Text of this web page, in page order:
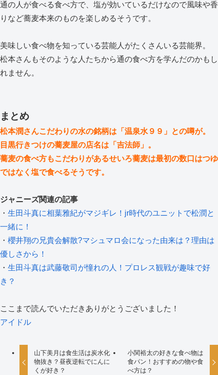
通の人が食べる食べ方で、塩が効いているだけなので風味や香
りなど蕎麦本来のものを楽しめるそうです。
美味しい食べ物を知っている芸能人がたくさんいる芸能界。
松本さんもそのような人たちから通の食べ方を学んだのかもし
れません。
まとめ
松本潤さんこだわりの水の銘柄は「温泉水９９」との噂が。
目黒行きつけの蕎麦屋の店名は「吉法師」。
蕎麦の食べ方もこだわりがあるせいろ蕎麦は最初の数口はつゆ
ではなく塩で食べるそうです。
ジャニーズ関連の記事
・ 生田斗真に相葉雅紀がマジギレ！jr時代のユニットで松潤と
一緒に！
・ 櫻井翔の兄貴会解散?マシュマロ会になった由来は？理由は
優しさから！
・ 生田斗真は武藤敬司が憧れの人！プロレス観戦が趣味で好
き？
ここまで読んでいただきありがとうございました！
アイドル
山下美月は食生活は炭水化
物抜き？昼夜逆転でにんに
くが好き？
小関裕太の好きな食べ物は
食パン！おすすめの物や食
べ方は？